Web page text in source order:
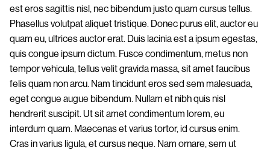
est eros sagittis nisl, nec bibendum justo quam cursus tellus.
Phasellus volutpat aliquet tristique. Donec purus elit, auctor eu
quam eu, ultrices auctor erat. Duis lacinia est a ipsum egestas,
quis congue ipsum dictum. Fusce condimentum, metus non
tempor vehicula, tellus velit gravida massa, sit amet faucibus
felis quam non arcu. Nam tincidunt eros sed sem malesuada,
eget congue augue bibendum. Nullam et nibh quis nisl
hendrerit suscipit. Ut sit amet condimentum lorem, eu
interdum quam. Maecenas et varius tortor, id cursus enim.
Cras in varius ligula, et cursus neque. Nam ornare, sem ut